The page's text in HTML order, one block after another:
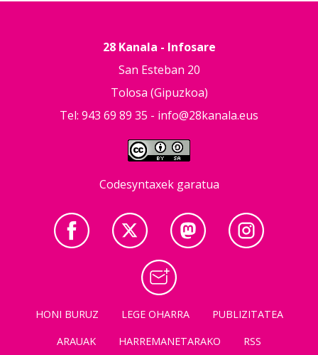
28 Kanala - Infosare
San Esteban 20
Tolosa (Gipuzkoa)
Tel: 943 69 89 35 - info@28kanala.eus
Codesyntaxek garatua
HONI BURUZ LEGE OHARRA
PUBLIZITATEA
ARAUAK
HARREMANETARAKO RSS